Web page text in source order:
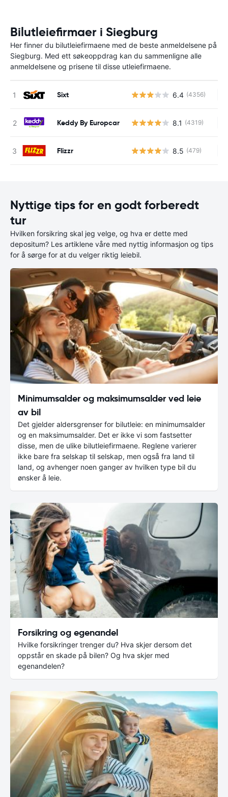
Bilutleiefirmaer i Siegburg
Her finner du bilutleiefirmaene med de beste anmeldelsene på
Siegburg. Med ett søkeoppdrag kan du sammenligne alle
anmeldelsene og prisene til disse utleiefirmaene.
Sixt 6.4 (4356)
Keddy By Europcar 8.1 (4319)
Flizzr 8.5 (479)
Nyttige tips for en godt forberedt
tur
Hvilken forsikring skal jeg velge, og hva er dette med
depositum? Les artiklene våre med nyttig informasjon og tips
for å sørge for at du velger riktig leiebil.
Minimumsalder og maksimumsalder ved leie
av bil
Det gjelder aldersgrenser for bilutleie: en minimumsalder
og en maksimumsalder. Det er ikke vi som fastsetter
disse, men de ulike bilutleiefirmaene. Reglene varierer
ikke bare fra selskap til selskap, men også fra land til
land, og avhenger noen ganger av hvilken type bil du
ønsker å leie.
Forsikring og egenandel
Hvilke forsikringer trenger du? Hva skjer dersom det
oppstår en skade på bilen? Og hva skjer med
egenandelen?